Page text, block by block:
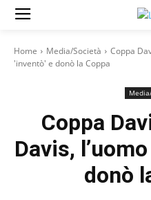
Home Media/Società
Coppa
'inventò' e donò la Coppa
Coppa
Davis,
donò